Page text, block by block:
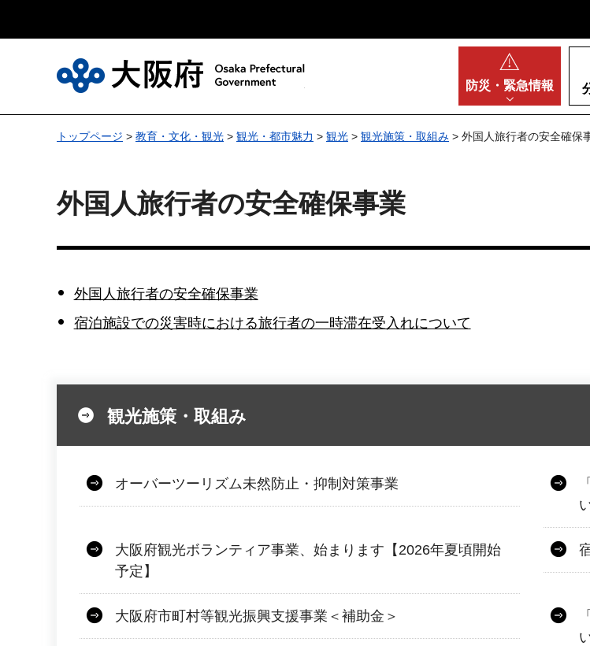
防災・ 緊急情報
トップページ > 教育・文化・観光 > 観光・都市魅力 > 観光 > 観光施策・取組み > 外国人旅行者の安全確保
外国人旅行者の安全確保事業
外国人旅行者の安全確保事業
宿泊施設での災害時における旅行者の一時滞在受入れについて
観光施策・取組み
オーバーツーリズム未然防止・抑制対策事業
大阪府観光ボランティア事業、始まります【2026年夏頃開始
予定】
大阪府市町村等観光振興支援事業＜補助金＞